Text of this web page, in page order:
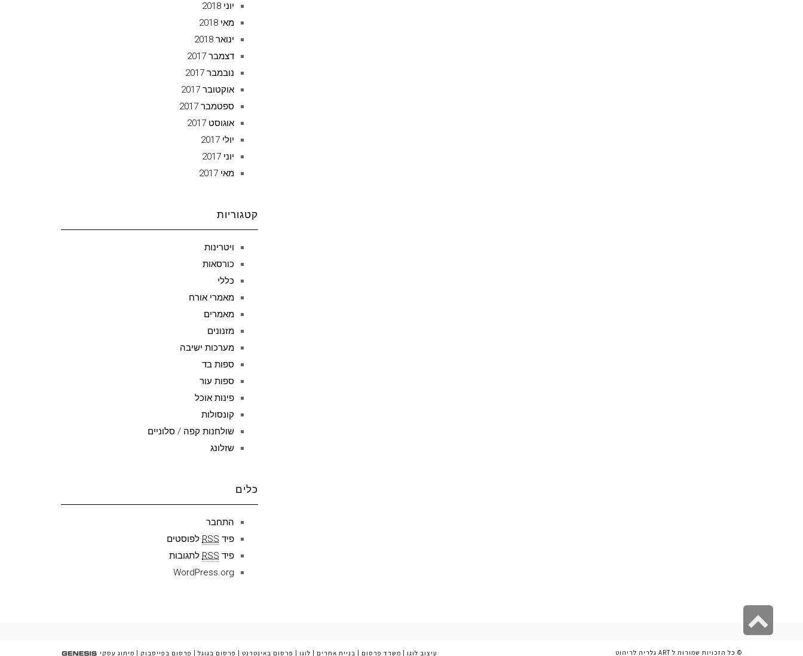
יוני 2018
מאי 2018
ינואר 2018
דצמבר 2017
נובמבר 2017
אוקטובר 2017
ספטמבר 2017
אוגוסט 2017
יולי 2017
יוני 2017
מאי 2017
קטגוריות
ויטרינות
כורסאות
כללי
מאמרי אורח
מאמרים
מזנונים
מערכות ישיבה
ספות בד
ספות עור
פינות אוכל
קונסולות
שולחנות קפה / סלוניים
שזלונג
כלים
התחבר
פיד RSS לפוסטים
פיד RSS לתגובות
WordPress.org
עיצוב לוגו משרד פרסום בניית אתרים לוגו פרסום באינטרנט פרסום בגוגל פרסום בפייסבוק מיתוג עסקי © כל הזכויות שמורות ל ART גלריה לריהוט
גלילה
לראש